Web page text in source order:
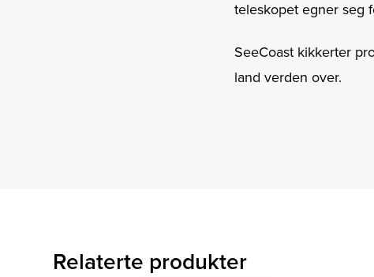
teleskopet egner seg
SeeCoast kikkerter
land verden over.
Relaterte produkter